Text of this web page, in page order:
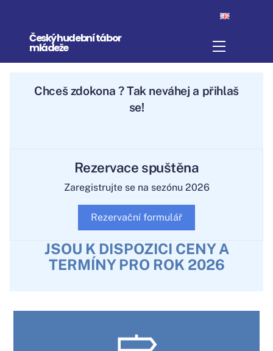
contentČeský hudební tábor
mládeže Menu
Chcešzdokonali ? Tak neváhej a
přihlaš se!
Rezervace spuštěna
Zaregistrujte se na sezónu 2026
Rezervační formulář
JSOU K DISPOZICI CENY A
TERMÍNY PRO ROK 2026